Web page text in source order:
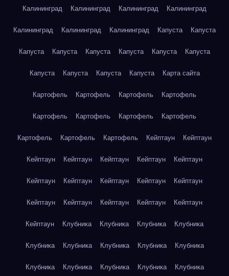
Калининград Калининград Калининград Калининград
Калининград Калининград Калининград Капуста Капуста
Капуста Капуста Капуста Капуста Капуста Капуста
Капуста Капуста Капуста Капуста Карта сайта
Картофель Картофель Картофель Картофель
Картофель Картофель Картофель Картофель
Картофель Картофель Картофель Кейптаун Кейптаун
Кейптаун Кейптаун Кейптаун Кейптаун Кейптаун
Кейптаун Кейптаун Кейптаун Кейптаун Кейптаун
Кейптаун Кейптаун Кейптаун Кейптаун Кейптаун
Кейптаун Клубника Клубника Клубника Клубника
Клубника Клубника Клубника Клубника Клубника
Клубника Клубника Клубника Клубника Клубника